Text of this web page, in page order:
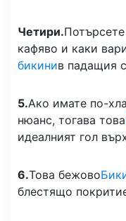
Четири.
кафяво и каки
бикинив падащия
5.Ако имате по-
нюанс, тогава това
идеалният гол
6.Това бежово
блестящо